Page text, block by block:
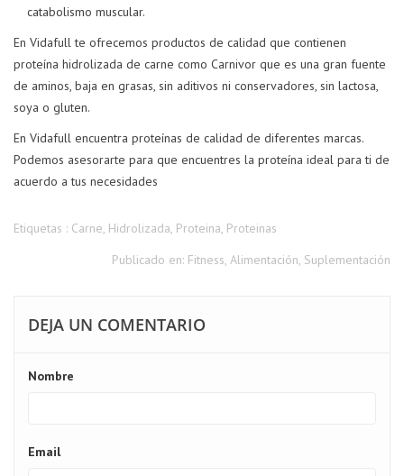
catabolismo muscular.
En Vidafull te ofrecemos productos de calidad que contienen
proteína hidrolizada de carne como Carnivor que es una gran fuente
de aminos, baja en grasas, sin aditivos ni conservadores, sin lactosa,
soya o gluten.
En Vidafull encuentra proteínas de calidad de diferentes marcas.
Podemos asesorarte para que encuentres la proteína ideal para ti de
acuerdo a tus necesidades
Etiquetas : Carne, Hidrolizada, Proteina, Proteinas
Publicado en: Fitness, Alimentación, Suplementación
DEJA UN COMENTARIO
Nombre
Email